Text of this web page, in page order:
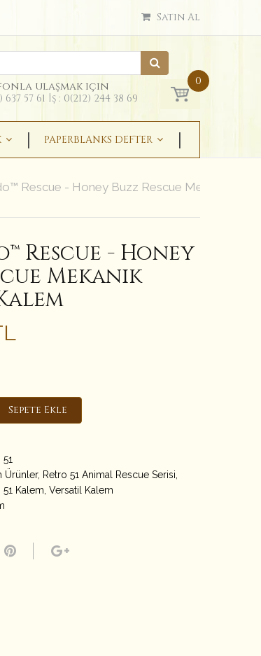
Satın Al
ulaşmak için
637 57 61 İş : 0(212) 244 38 69
0
PAPERBLANKS DEFTER
Rescue - Honey Buzz Rescue Mekanik
Rescue - Honey
Mekanik
Sepete Ekle
Ürünler, Retro 51 Animal Rescue Serisi
51 Kalem Versatil Kalem